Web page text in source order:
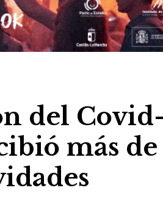
del
más de